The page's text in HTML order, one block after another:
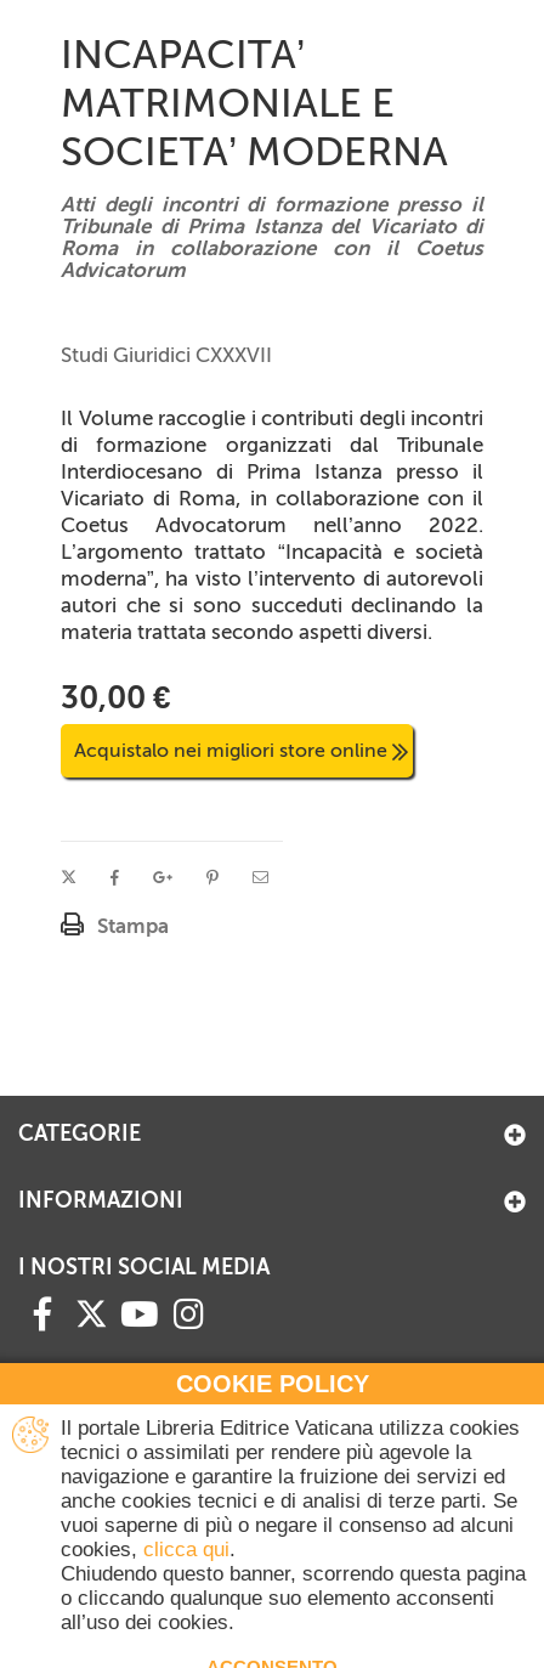
INCAPACITA’
MATRIMONIALE E
SOCIETA’ MODERNA
Atti degli incontri di formazione presso il
Tribunale di Prima Istanza del Vicariato di
Roma in collaborazione con il Coetus
Advicatorum
Studi Giuridici CXXXVII
Il Volume raccoglie i contributi degli incontri
di formazione organizzati dal Tribunale
Interdiocesano di Prima Istanza presso il
Vicariato di Roma, in collaborazione con il
Coetus Advocatorum nell’anno 2022.
L’argomento trattato “Incapacità e società
moderna”, ha visto l’intervento di autorevoli
autori che si sono succeduti declinando la
materia trattata secondo aspetti diversi.
30,00 €
Acquistalo nei migliori store online
Stampa
COOKIE POLICY
Il portale Libreria Editrice Vaticana utilizza cookies
tecnici o assimilati per rendere più agevole la
navigazione e garantire la fruizione dei servizi ed
anche cookies tecnici e di analisi di terze parti. Se
vuoi saperne di più o negare il consenso ad alcuni
cookies, clicca qui.
Chiudendo questo banner, scorrendo questa pagina
o cliccando qualunque suo elemento acconsenti
all’uso dei cookies.
CATEGORIE
INFORMAZIONI
I NOSTRI SOCIAL MEDIA
HAI BISOGNO DI INFORMAZIONI?
Contattaci all'Ufficio Commerciale
+39 06 698 45780
Lunedì-Giovedì 8-16.30
Venerdì 8-14
(Escluse festività Vaticane)
Vaticana - Tutti i diritti riservati.